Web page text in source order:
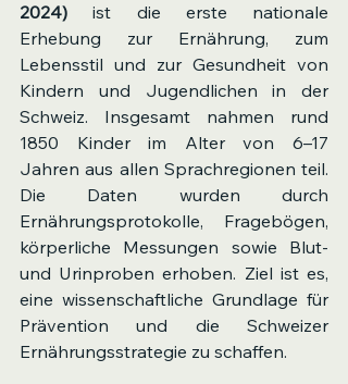
2024) ist die erste nationale
Erhebung zur Ernährung, zum
Lebensstil und zur Gesundheit von
Kindern und Jugendlichen in der
Schweiz. Insgesamt nahmen rund
1850 Kinder im Alter von 6–17
Jahren aus allen Sprachregionen teil.
Die Daten wurden durch
Ernährungsprotokolle, Fragebögen,
körperliche Messungen sowie Blut-
und Urinproben erhoben. Ziel ist es,
eine wissenschaftliche Grundlage für
Prävention und die Schweizer
Ernährungsstrategie zu schaffen.